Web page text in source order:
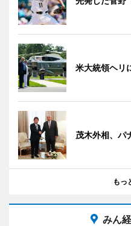
米大統領ヘリ
茂木外相、パ
もっ
みん